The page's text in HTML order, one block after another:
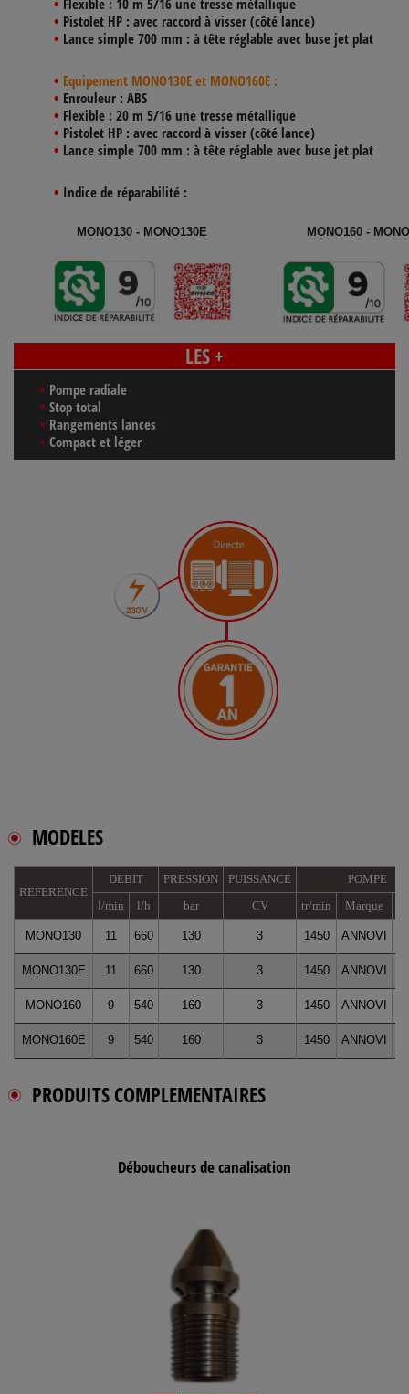
Flexible : 10 m 5/16 une tresse métallique
Pistolet HP : avec raccord à visser (côté lance)
Lance simple 700 mm : à tête réglable avec buse jet plat
Equipement MONO130E et MONO160E :
Enrouleur : ABS
Flexible : 20 m 5/16 une tresse métallique
Pistolet HP : avec raccord à visser (côté lance)
Lance simple 700 mm : à tête réglable avec buse jet plat
Indice de réparabilité :
MONO130 - MONO130E MONO160 -
LES +
Pompe radiale
Stop total
Rangements lances
Compact et léger
MODELES
REFERENCE
DEBIT PRESSION PUISSANCE
POMPE
l/min
l/h bar CV tr/min Marque
MONO130 11 660 130 3 1450 ANNOVI
MONO130E 11 660 130 3 1450 ANNOVI
MONO160 9 540 160 3 1450 ANNOVI
MONO160E 9 540 160 3 1450 ANNOVI
PRODUITS COMPLEMENTAIRES
Déboucheurs de canalisation